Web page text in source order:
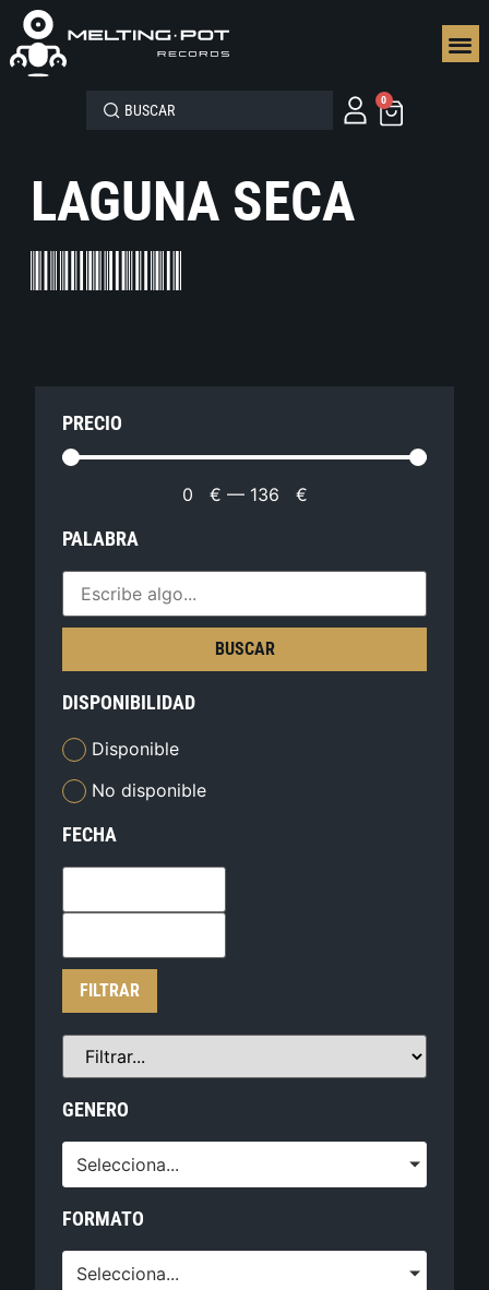
0
LAGUNA SECA
PRECIO
0 € — 136 €
PALABRA
BUSCAR
DISPONIBILIDAD
Disponible
No disponible
FECHA
FILTRAR
GENERO
Selecciona...
FORMATO
Selecciona...